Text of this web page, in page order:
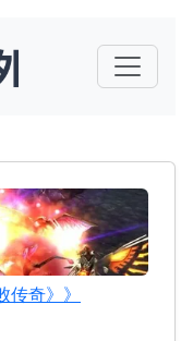
奇》》